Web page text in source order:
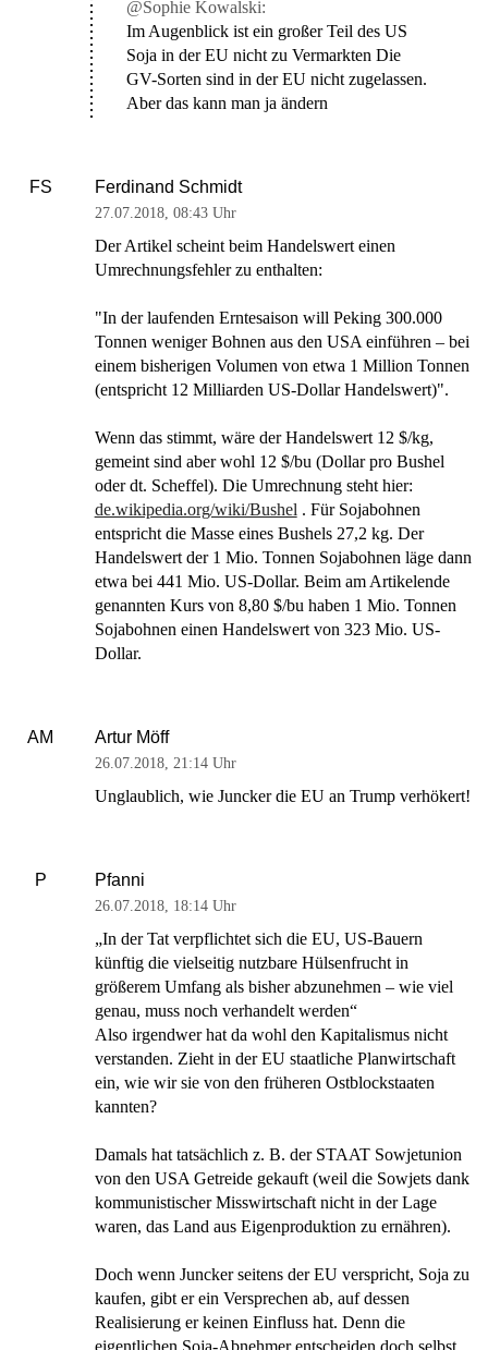
@Sophie Kowalski:
Im Augenblick ist ein großer Teil des US
Soja in der EU nicht zu Vermarkten Die
GV-Sorten sind in der EU nicht zugelassen.
Aber das kann man ja ändern
FS Ferdinand Schmidt
27.07.2018, 08:43 Uhr
Der Artikel scheint beim Handelswert einen
Umrechnungsfehler zu enthalten:
"In der laufenden Erntesaison will Peking 300.000
Tonnen weniger Bohnen aus den USA einführen – bei
einem bisherigen Volumen von etwa 1 Million Tonnen
(entspricht 12 Milliarden US-Dollar Handelswert)".
Wenn das stimmt, wäre der Handelswert 12 $/kg,
gemeint sind aber wohl 12 $/bu (Dollar pro Bushel
oder dt. Scheffel). Die Umrechnung steht hier:
de.wikipedia.org/wiki/Bushel . Für Sojabohnen
entspricht die Masse eines Bushels 27,2 kg. Der
Handelswert der 1 Mio. Tonnen Sojabohnen läge dann
etwa bei 441 Mio. US-Dollar. Beim am Artikelende
genannten Kurs von 8,80 $/bu haben 1 Mio. Tonnen
Sojabohnen einen Handelswert von 323 Mio. US-
Dollar.
AM Artur Möff
26.07.2018, 21:14 Uhr
Unglaublich, wie Juncker die EU an Trump verhökert!
P Pfanni
26.07.2018, 18:14 Uhr
„In der Tat verpflichtet sich die EU, US-Bauern
künftig die vielseitig nutzbare Hülsenfrucht in
größerem Umfang als bisher abzunehmen – wie viel
genau, muss noch verhandelt werden“
Also irgendwer hat da wohl den Kapitalismus nicht
verstanden. Zieht in der EU staatliche Planwirtschaft
ein, wie wir sie von den früheren Ostblockstaaten
kannten?
Damals hat tatsächlich z. B. der STAAT Sowjetunion
von den USA Getreide gekauft (weil die Sowjets dank
kommunistischer Misswirtschaft nicht in der Lage
waren, das Land aus Eigenproduktion zu ernähren).
Doch wenn Juncker seitens der EU verspricht, Soja zu
kaufen, gibt er ein Versprechen ab, auf dessen
Realisierung er keinen Einfluss hat. Denn die
eigentlichen Soja-Abnehmer entscheiden doch selbst,